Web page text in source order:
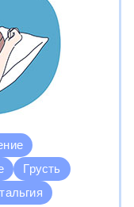
Грусть